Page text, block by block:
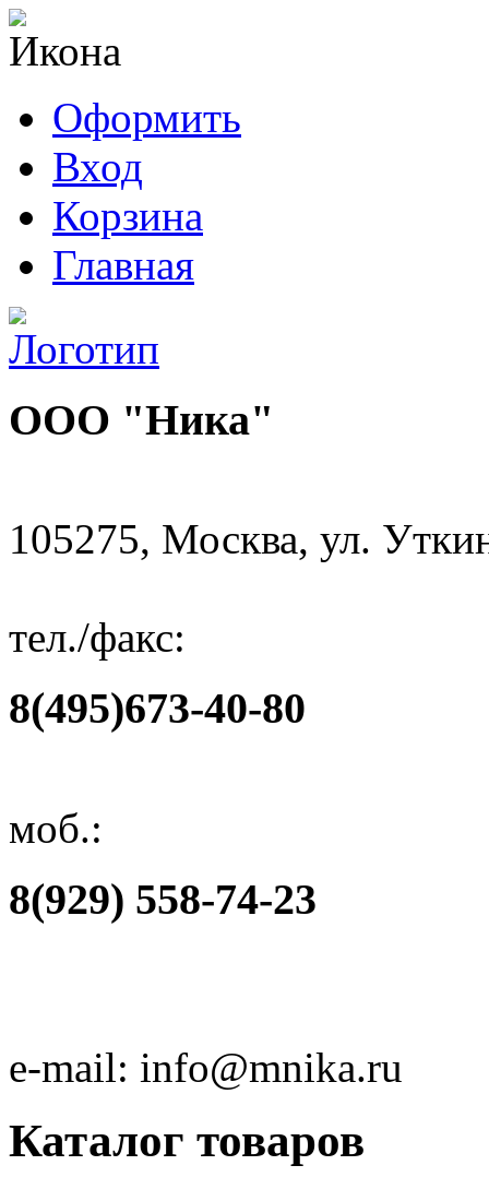
Оформить
Вход
Корзина
Главная
ООО "Ника"
105275, Москва, ул.
тел./факс:
8(495)673-40-80
моб.:
8(929) 558-74-23
e-mail: info@mnika.ru
Каталог товаров